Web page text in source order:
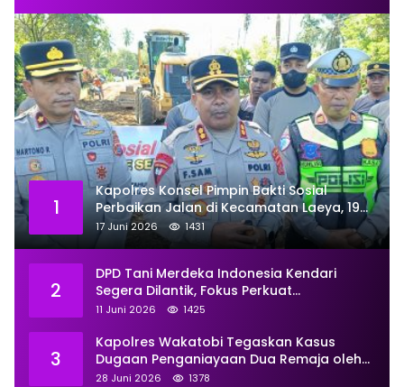
1
Kapolres Konsel Pimpin Bakti Sosial
Perbaikan Jalan di Kecamatan Laeya, 19
Titik Rusak Siap Ditambal
17 Juni 2026 1431
2
DPD Tani Merdeka Indonesia Kendari
Segera Dilantik, Fokus Perkuat
Pemberdayaan
11 Juni 2026 1425
3
Kapolres Wakatobi Tegaskan Kasus
Dugaan Penganiayaan Dua Remaja oleh
Dua Anggota Ditangani Secara
28 Juni 2026 1378